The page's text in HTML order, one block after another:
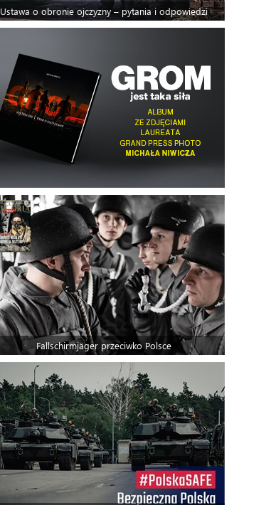
Ustawa o obronie ojczyzny – pytania i odpowiedzi
Fallschirmjäger przeciwko Polsce